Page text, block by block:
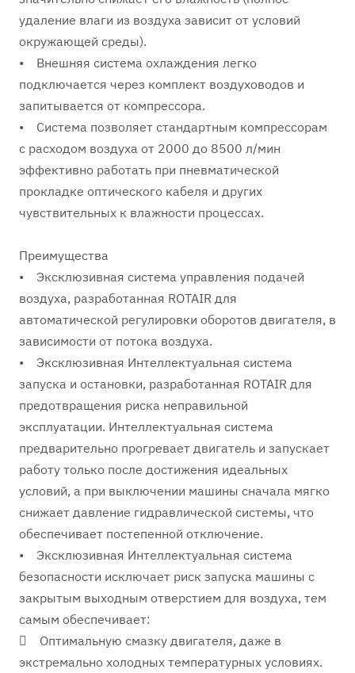
удаление влаги из воздуха зависит от условий
окружающей среды).
• Внешняя система охлаждения легко
подключается через комплект воздуховодов и
запитывается от компрессора.
• Система позволяет стандартным компрессорам
с расходом воздуха от 2000 до 8500 л/мин
эффективно работать при пневматической
прокладке оптического кабеля и других
чувствительных к влажности процессах.
Преимущества
• Эксклюзивная система управления подачей
воздуха, разработанная ROTAIR для
автоматической регулировки оборотов двигателя, в
зависимости от потока воздуха.
• Эксклюзивная Интеллектуальная система
запуска и остановки, разработанная ROTAIR для
предотвращения риска неправильной
эксплуатации. Интеллектуальная система
предварительно прогревает двигатель и запускает
работу только после достижения идеальных
условий, а при выключении машины сначала мягко
снижает давление гидравлической системы, что
обеспечивает постепенной отключение.
• Эксклюзивная Интеллектуальная система
безопасности исключает риск запуска машины с
закрытым выходным отверстием для воздуха, тем
самым обеспечивает:
 Оптимальную смазку двигателя, даже в
экстремально холодных температурных условиях.